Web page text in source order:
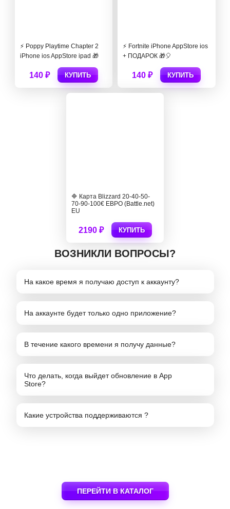
⚡️ Poppy Playtime Chapter 2
iPhone ios AppStore ipad 🎁
140 ₽ КУПИТЬ
⚡️ Fortnite iPhone AppStore ios
+ ПОДАРОК 🎁🎈
140 ₽ КУПИТЬ
🔷 Карта Blizzard 20-40-50-
70-90-100€ ЕВРО (Battle.net)
EU
2190 ₽ КУПИТЬ
ВОЗНИКЛИ ВОПРОСЫ?
На какое время я получаю доступ к аккаунту?
На аккаунте будет только одно приложение?
В течение какого времени я получу данные?
Что делать, когда выйдет обновление в App
Store?
Какие устройства поддерживаются ?
ПЕРЕЙТИ В КАТАЛОГ